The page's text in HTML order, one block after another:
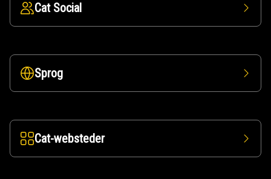
Cat Social
Sprog
Cat-websteder